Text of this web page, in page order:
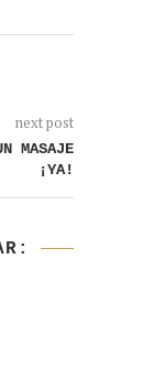
next post
MASAJE
¡YA!